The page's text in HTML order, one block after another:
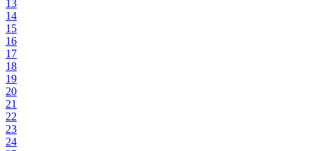
13
14
15
16
17
18
19
20
21
22
23
24